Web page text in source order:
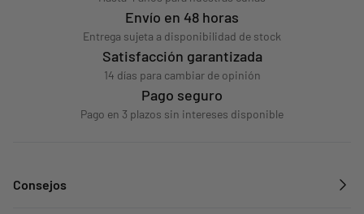
Envío en 48 horas
Entrega sujeta a disponibilidad de stock
Satisfacción garantizada
14 días para cambiar de opinión
Pago seguro
Pago en 3 plazos sin intereses disponible
Consejos